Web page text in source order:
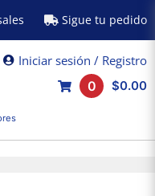
Sigue tu pedido
Iniciar sesión / Registro
0
$0.00